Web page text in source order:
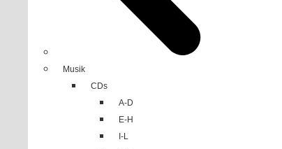
Musik
CDs
A-D
E-H
I-L